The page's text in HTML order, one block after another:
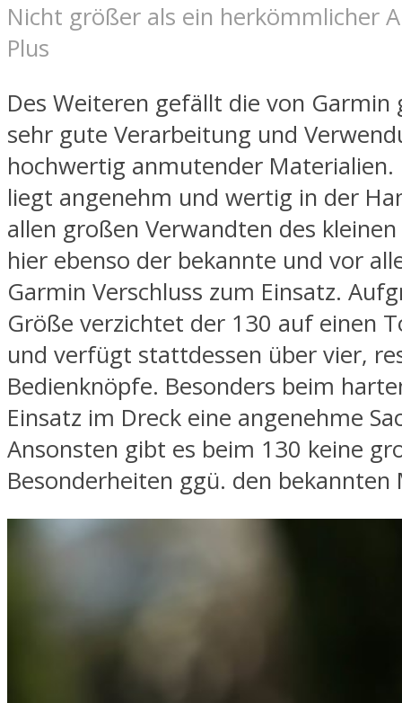
Nicht größer als ein herkömmlicher
Plus
Des Weiteren gefällt die von Garmin
sehr gute Verarbeitung und
hochwertig anmutender Materialien.
liegt angenehm und wertig in der
allen großen Verwandten des
hier ebenso der bekannte und vor
Garmin Verschluss zum Einsatz.
Größe verzichtet der 130 auf einen
und verfügt stattdessen über vier,
Bedienknöpfe. Besonders beim
Einsatz im Dreck eine angenehme
Ansonsten gibt es beim 130 keine
Besonderheiten ggü. den bekannten